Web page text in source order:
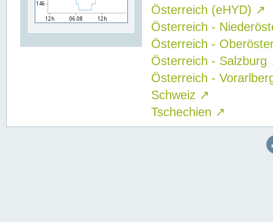
Österreich (eHYD) ↗
Österreich -
Österreich -
Österreich - Salzburg
Österreich -
Schweiz ↗
Tschechien ↗